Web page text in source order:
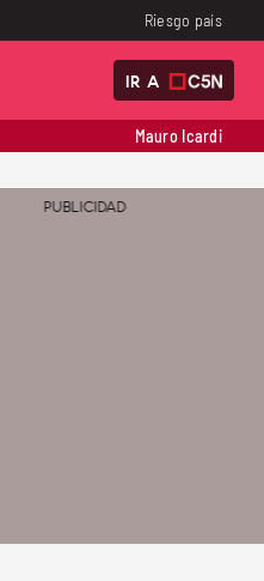
Riesgo país
IR A
Mauro Icardi